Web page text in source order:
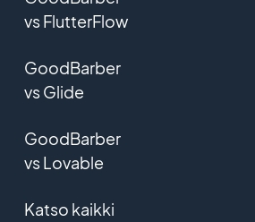
vs FlutterFlow
GoodBarber
vs Glide
GoodBarber
vs Lovable
Katso kaikki